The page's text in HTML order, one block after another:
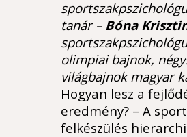
tanár – Bóna
olimpiai bajnok,
világbajnok magyar
Hogyan lesz a
eredmény? – A
felkészülés